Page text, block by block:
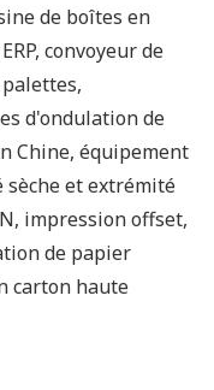
de boîtes en
convoyeur de
d'ondulation de
Chine, équipement
sèche et extrémité
N, impression offset,
de papier
carton haute